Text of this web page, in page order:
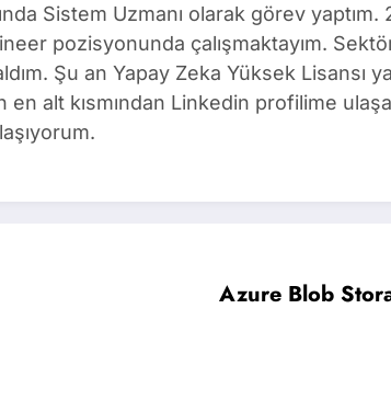
Sistem Uzmanı olarak görev
pozisyonunda çalışmaktayım.
Şu an Yapay Zeka Yüksek Lisansı
en alt kısmından Linkedin profilime
Azure Blob